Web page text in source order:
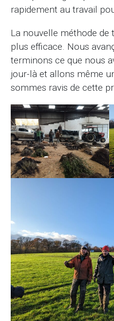
rapidement au travail
La nouvelle méthode de
plus efficace. Nous
terminons ce que nous
jour-là et allons même
sommes ravis de cette